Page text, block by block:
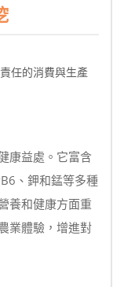
任的消費與生產
康益處。它富含
、鉀和錳等多種
養和健康方面重
業體驗，增進對